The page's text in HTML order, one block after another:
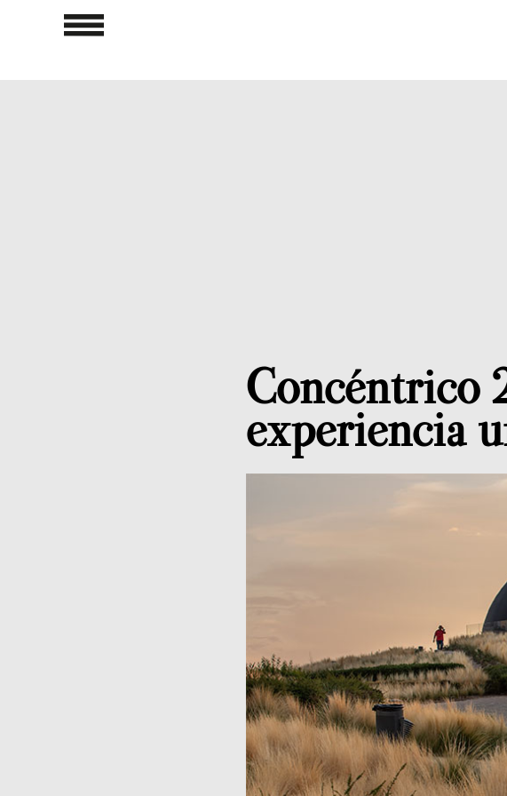
Concéntrico
experiencia